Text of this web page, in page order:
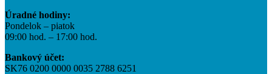
Úradné hodiny:
Pondelok – piatok
09:00 hod. – 17:00 hod.
Bankový účet:
SK76 0200 0000 0035 2788 6251